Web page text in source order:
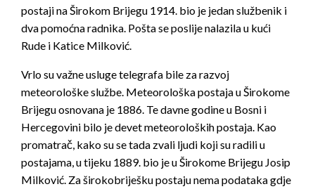
postaji na Širokom Brijegu 1914. bio je jedan službenik i
dva pomoćna radnika. Pošta se poslije nalazila u kući
Rude i Katice Milković.
Vrlo su važne usluge telegrafa bile za razvoj
meteorološke službe. Meteorološka postaja u Širokome
Brijegu osnovana je 1886. Te davne godine u Bosni i
Hercegovini bilo je devet meteoroloških postaja. Kao
promatrač, kako su se tada zvali ljudi koji su radili u
postajama, u tijeku 1889. bio je u Širokome Brijegu Josip
Milković. Za širokobriješku postaju nema podataka gdje